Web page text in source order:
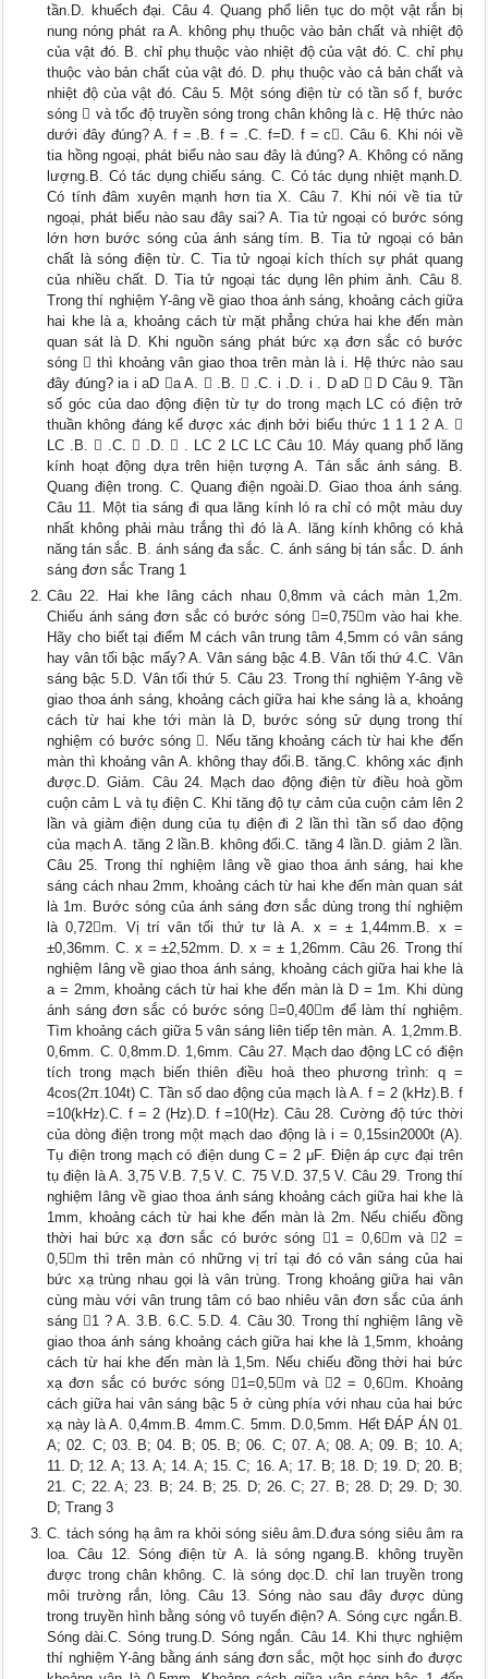
tần.D. khuếch đại. Câu 4. Quang phổ liên tục do một vật rắn bị
nung nóng phát ra A. không phụ thuộc vào bản chất và nhiệt độ
của vật đó. B. chỉ phụ thuộc vào nhiệt độ của vật đó. C. chỉ phụ
thuộc vào bản chất của vật đó. D. phụ thuộc vào cả bản chất và
nhiệt độ của vật đó. Câu 5. Một sóng điện từ có tần số f, bước
sóng  và tốc độ truyền sóng trong chân không là c. Hệ thức nào
dưới đây đúng? A. f = .B. f = .C. f=D. f = c. Câu 6. Khi nói về
tia hồng ngoại, phát biểu nào sau đây là đúng? A. Không có năng
lượng.B. Có tác dụng chiếu sáng. C. Có tác dụng nhiệt mạnh.D.
Có tính đâm xuyên mạnh hơn tia X. Câu 7. Khi nói về tia tử
ngoại, phát biểu nào sau đây sai? A. Tia tử ngoại có bước sóng
lớn hơn bước sóng của ánh sáng tím. B. Tia tử ngoại có bản
chất là sóng điện từ. C. Tia tử ngoại kích thích sự phát quang
của nhiều chất. D. Tia tử ngoại tác dụng lên phim ảnh. Câu 8.
Trong thí nghiệm Y-âng về giao thoa ánh sáng, khoảng cách giữa
hai khe là a, khoảng cách từ mặt phẳng chứa hai khe đến màn
quan sát là D. Khi nguồn sáng phát bức xạ đơn sắc có bước
sóng  thì khoảng vân giao thoa trên màn là i. Hệ thức nào sau
đây đúng? ia i aD a A.  .B.  .C. i .D. i . D aD  D Câu 9. Tần
số góc của dao động điện từ tự do trong mạch LC có điện trở
thuần không đáng kể được xác định bởi biểu thức 1 1 1 2 A. 
LC .B.  .C.  .D.  . LC 2 LC LC Câu 10. Máy quang phổ lăng
kính hoạt động dựa trên hiện tượng A. Tán sắc ánh sáng. B.
Quang điện trong. C. Quang điện ngoài.D. Giao thoa ánh sáng.
Câu 11. Một tia sáng đi qua lăng kính ló ra chỉ có một màu duy
nhất không phải màu trắng thì đó là A. lăng kính không có khả
năng tán sắc. B. ánh sáng đa sắc. C. ánh sáng bị tán sắc. D. ánh
sáng đơn sắc Trang 1
Câu 22. Hai khe Iâng cách nhau 0,8mm và cách màn 1,2m.
Chiếu ánh sáng đơn sắc có bước sóng =0,75m vào hai khe.
Hãy cho biết tại điểm M cách vân trung tâm 4,5mm có vân sáng
hay vân tối bậc mấy? A. Vân sáng bậc 4.B. Vân tối thứ 4.C. Vân
sáng bậc 5.D. Vân tối thứ 5. Câu 23. Trong thí nghiệm Y-âng về
giao thoa ánh sáng, khoảng cách giữa hai khe sáng là a, khoảng
cách từ hai khe tới màn là D, bước sóng sử dụng trong thí
nghiệm có bước sóng . Nếu tăng khoảng cách từ hai khe đến
màn thì khoảng vân A. không thay đổi.B. tăng.C. không xác định
được.D. Giảm. Câu 24. Mạch dao động điện từ điều hoà gồm
cuộn cảm L và tụ điện C. Khi tăng độ tự cảm của cuộn cảm lên 2
lần và giảm điện dung của tụ điện đi 2 lần thì tần số dao động
của mạch A. tăng 2 lần.B. không đổi.C. tăng 4 lần.D. giảm 2 lần.
Câu 25. Trong thí nghiệm Iâng về giao thoa ánh sáng, hai khe
sáng cách nhau 2mm, khoảng cách từ hai khe đến màn quan sát
là 1m. Bước sóng của ánh sáng đơn sắc dùng trong thí nghiệm
là 0,72m. Vị trí vân tối thứ tư là A. x = ± 1,44mm.B. x =
±0,36mm. C. x = ±2,52mm. D. x = ± 1,26mm. Câu 26. Trong thí
nghiệm Iâng về giao thoa ánh sáng, khoảng cách giữa hai khe là
a = 2mm, khoảng cách từ hai khe đến màn là D = 1m. Khi dùng
ánh sáng đơn sắc có bước sóng =0,40m để làm thí nghiệm.
Tìm khoảng cách giữa 5 vân sáng liên tiếp tên màn. A. 1,2mm.B.
0,6mm. C. 0,8mm.D. 1,6mm. Câu 27. Mạch dao động LC có điện
tích trong mạch biến thiên điều hoà theo phương trình: q =
4cos(2π.104t) C. Tần số dao động của mạch là A. f = 2 (kHz).B. f
=10(kHz).C. f = 2 (Hz).D. f =10(Hz). Câu 28. Cường độ tức thời
của dòng điện trong một mạch dao động là i = 0,15sin2000t (A).
Tụ điện trong mạch có điện dung C = 2 μF. Điện áp cực đại trên
tụ điện là A. 3,75 V.B. 7,5 V. C. 75 V.D. 37,5 V. Câu 29. Trong thí
nghiệm Iâng về giao thoa ánh sáng khoảng cách giữa hai khe là
1mm, khoảng cách từ hai khe đến màn là 2m. Nếu chiếu đồng
thời hai bức xạ đơn sắc có bước sóng 1 = 0,6m và 2 =
0,5m thì trên màn có những vị trí tại đó có vân sáng của hai
bức xạ trùng nhau gọi là vân trùng. Trong khoảng giữa hai vân
cùng màu với vân trung tâm có bao nhiêu vân đơn sắc của ánh
sáng 1 ? A. 3.B. 6.C. 5.D. 4. Câu 30. Trong thí nghiệm Iâng về
giao thoa ánh sáng khoảng cách giữa hai khe là 1,5mm, khoảng
cách từ hai khe đến màn là 1,5m. Nếu chiếu đồng thời hai bức
xạ đơn sắc có bước sóng 1=0,5m và 2 = 0,6m. Khoảng
cách giữa hai vân sáng bậc 5 ở cùng phía với nhau của hai bức
xạ này là A. 0,4mm.B. 4mm.C. 5mm. D.0,5mm. Hết ĐÁP ÁN 01.
A; 02. C; 03. B; 04. B; 05. B; 06. C; 07. A; 08. A; 09. B; 10. A;
11. D; 12. A; 13. A; 14. A; 15. C; 16. A; 17. B; 18. D; 19. D; 20. B;
21. C; 22. A; 23. B; 24. B; 25. D; 26. C; 27. B; 28. D; 29. D; 30.
D; Trang 3
C. tách sóng hạ âm ra khỏi sóng siêu âm.D.đưa sóng siêu âm ra
loa. Câu 12. Sóng điện từ A. là sóng ngang.B. không truyền
được trong chân không. C. là sóng dọc.D. chỉ lan truyền trong
môi trường rắn, lỏng. Câu 13. Sóng nào sau đây được dùng
trong truyền hình bằng sóng vô tuyến điện? A. Sóng cực ngắn.B.
Sóng dài.C. Sóng trung.D. Sóng ngắn. Câu 14. Khi thực nghiệm
thí nghiệm Y-âng bằng ánh sáng đơn sắc, một học sinh đo được